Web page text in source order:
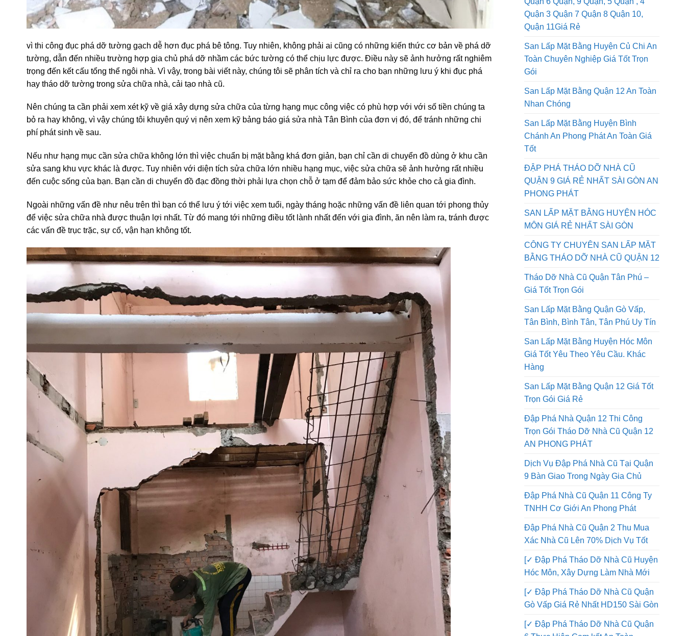
vì thi công đục phá dỡ tường gạch dễ hơn đục phá bê tông. Tuy nhiên, không phải ai cũng có những kiến ​​thức cơ bản về phá dỡ
tường, dẫn đến nhiều trường hợp gia chủ phá dỡ nhầm các bức tường có thể chịu lực được. Điều này sẽ ảnh hưởng rất nghiêm
trọng đến kết cấu tổng thể ngôi nhà. Vì vậy, trong bài viết này, chúng tôi sẽ phân tích và chỉ ra cho bạn những lưu ý khi đục phá
hay tháo dỡ tường trong sửa chữa nhà, cải tạo nhà cũ.
Nên chúng ta cần phải xem xét kỹ về giá xây dựng sửa chữa của từng hạng mục công việc có phù hợp với với số tiền chúng ta
bỏ ra hay không, vì vậy chúng tôi khuyên quý vị nên xem kỹ bảng báo giá sửa nhà Tân Bình của đơn vị đó, để tránh những chi
phí phát sinh về sau.
Nếu như hạng mục cần sửa chữa không lớn thì việc chuẩn bị mặt bằng khá đơn giản, bạn chỉ cần di chuyển đồ dùng ở khu cần
sửa sang khu vực khác là được. Tuy nhiên với diện tích sửa chữa lớn nhiều hạng mục, việc sửa chữa sẽ ảnh hưởng rất nhiều
đến cuộc sống của bạn. Bạn cần di chuyển đồ đạc đồng thời phải lựa chọn chỗ ở tạm để đảm bảo sức khỏe cho cả gia đình.
Ngoài những vấn đề như nêu trên thì bạn có thể lưu ý tới việc xem tuổi, ngày tháng hoặc những vấn đề liên quan tới phong thủy
để việc sửa chữa nhà được thuận lợi nhất. Từ đó mang tới những điều tốt lành nhất đến với gia đình, ăn nên làm ra, tránh được
các vấn đề trục trặc, sự cố, vận hạn không tốt.
Quận 6 Quận, 9 Quận, 5 Quận , 4
Quận 3 Quận 7 Quận 8 Quận 10,
Quận 11Giá Rẻ
San Lấp Mặt Bằng Huyện Củ Chi An
Toàn Chuyên Nghiệp Giá Tốt Trọn
Gói
San Lấp Mặt Bằng Quận 12 An Toàn
Nhan Chóng
San Lấp Mặt Bằng Huyện Bình
Chánh An Phong Phát An Toàn Giá
Tốt
ĐẬP PHÁ THÁO DỠ NHÀ CŨ
QUẬN 9 GIÁ RẺ NHẤT SÀI GÒN AN
PHONG PHÁT
SAN LẤP MẶT BẰNG HUYỆN HÓC
MÔN GIÁ RẺ NHẤT SÀI GÒN
CÔNG TY CHUYÊN SAN LẤP MẶT
BẰNG THÁO DỠ NHÀ CŨ QUẬN 12
Tháo Dỡ Nhà Cũ Quận Tân Phú –
Giá Tốt Trọn Gói
San Lấp Mặt Bằng Quận Gò Vấp,
Tân Bình, Bình Tân, Tân Phú Uy Tín
San Lấp Mặt Bằng Huyện Hóc Môn
Giá Tốt Yêu Theo Yêu Cầu. Khác
Hàng
San Lấp Mặt Bằng Quận 12 Giá Tốt
Trọn Gói Giá Rẻ
Đập Phá Nhà Quận 12 Thi Công
Trọn Gói Tháo Dỡ Nhà Cũ Quận 12
AN PHONG PHÁT
Dịch Vụ Đập Phá Nhà Cũ Tại Quận
9 Bàn Giao Trong Ngày Gia Chủ
Đập Phá Nhà Cũ Quận 11 Công Ty
TNHH Cơ Giới An Phong Phát
Đập Phá Nhà Cũ Quận 2 Thu Mua
Xác Nhà Cũ Lên 70% Dịch Vụ Tốt
[✓ Đập Phá Tháo Dỡ Nhà Cũ Huyện
Hóc Môn, Xây Dựng Làm Nhà Mới
[✓ Đập Phá Tháo Dỡ Nhà Cũ Quận
Gò Vấp Giá Rẻ Nhất HD150 Sài Gòn
[✓ Đập Phá Tháo Dỡ Nhà Cũ Quận